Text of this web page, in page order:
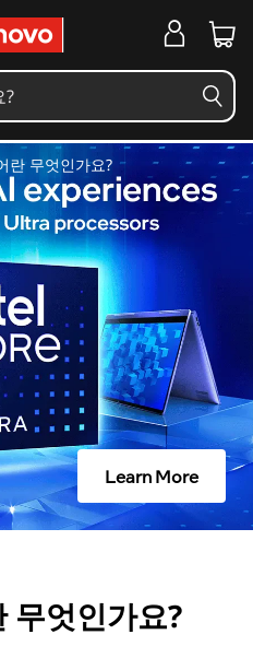
란 무엇인가요?
Learn More
무엇인가요?